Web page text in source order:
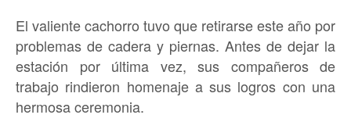
El valiente cachorro tuvo que retirarse este año por
problemas de cadera y piernas. Antes de dejar la
estación por última vez, sus compañeros de
trabajo rindieron homenaje a sus logros con una
hermosa ceremonia.